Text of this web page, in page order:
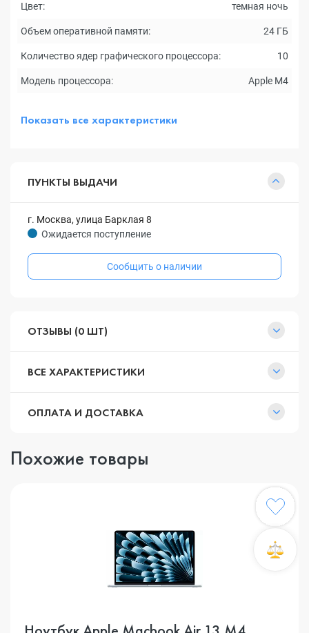
Цвет: темная ночь
Объем оперативной памяти: 24 ГБ
Количество ядер графического процессора: 10
Модель процессора: Apple M4
Показать все характеристики
ПУНКТЫ ВЫДАЧИ
г. Москва, улица Барклая 8
Ожидается поступление
Сообщить о наличии
ОТЗЫВЫ (0 ШТ)
ВСЕ ХАРАКТЕРИСТИКИ
ОПЛАТА И ДОСТАВКА
Похожие товары